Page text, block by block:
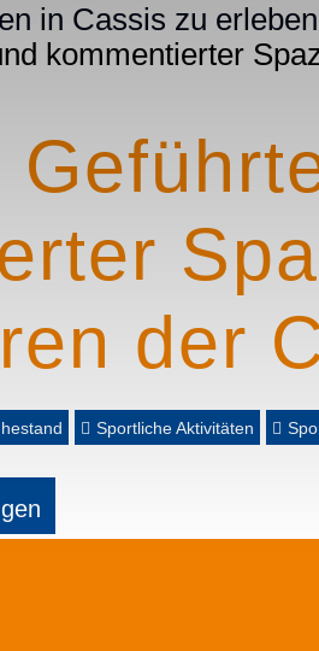
in Cassis zu erleben
kommentierter
der
Sportliche Aktivitäten